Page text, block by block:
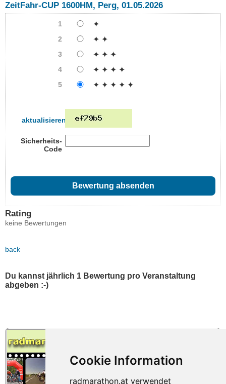
ZeitFahr-CUP 1600HM, Perg, 01.05.2026
1 ✦
2 ✦ ✦
3 ✦ ✦ ✦
4 ✦ ✦ ✦ ✦
5 ✦ ✦ ✦ ✦ ✦
aktualisieren
Sicherheits-
Code
Rating
keine Bewertungen
back
Du kannst jährlich 1 Bewertung pro Veranstaltung
abgeben :-)